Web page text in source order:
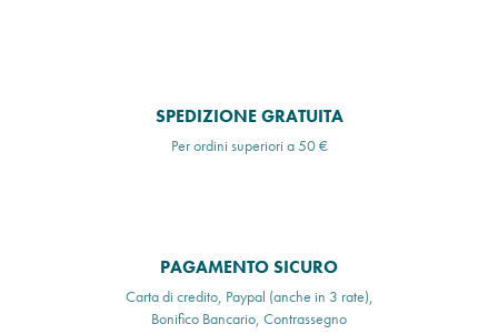
SPEDIZIONE GRATUITA
Per ordini superiori a 50 €
PAGAMENTO SICURO
Carta di credito, Paypal (anche in 3 rate),
Bonifico Bancario, Contrassegno